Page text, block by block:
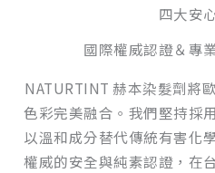
四大安
國際權威認證＆專
NATURTINT 赫本染髮劑將
色彩完美融合。我們堅持採
以溫和成分替代傳統有害化
權威的安全與純素認證，在